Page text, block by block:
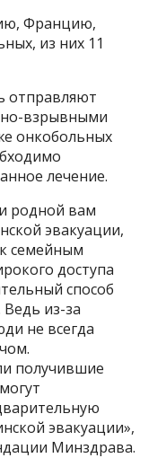
Францию,
из них 11
отправляют
взрывными
онкобольных
лечение.
родной вам
эвакуации,
семейным
доступа
способ
из-за
не всегда
получившие
эвакуации»,
Минздрава.